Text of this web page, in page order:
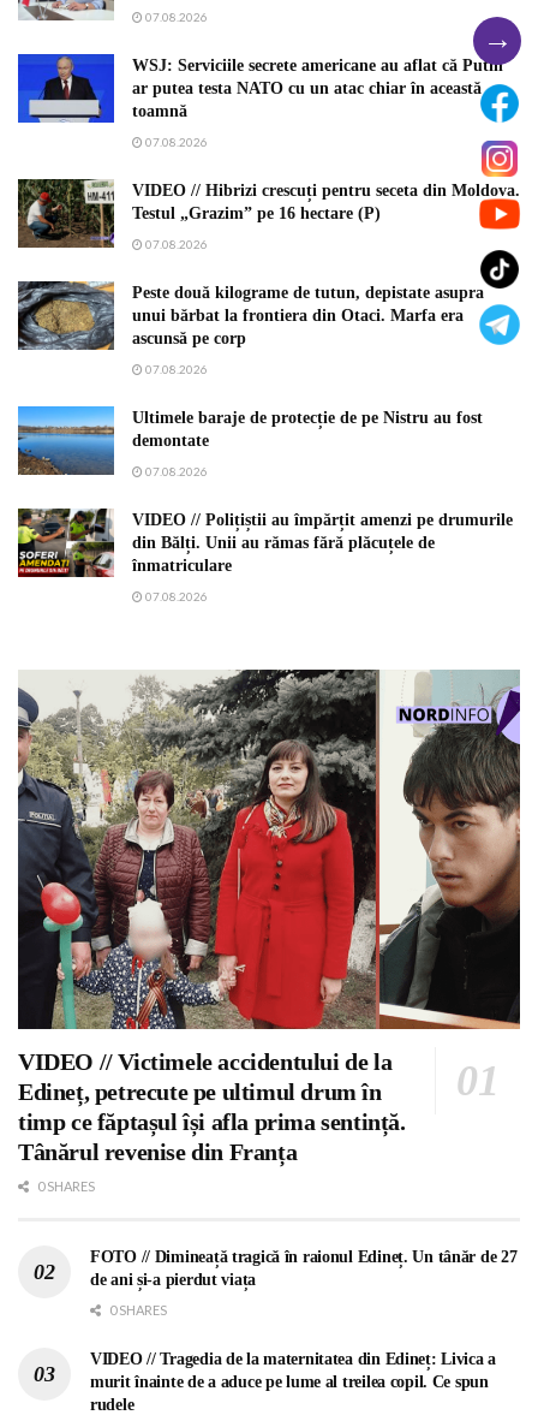
07.08.2026
WSJ: Serviciile secrete americane au aflat că Putin
ar putea testa NATO cu un atac chiar în această
toamnă
07.08.2026
VIDEO // Hibrizi crescuți pentru seceta din Moldova.
Testul „Grazim” pe 16 hectare (P)
07.08.2026
Peste două kilograme de tutun, depistate asupra
unui bărbat la frontiera din Otaci. Marfa era
ascunsă pe corp
07.08.2026
Ultimele baraje de protecție de pe Nistru au fost
demontate
07.08.2026
VIDEO // Polițiștii au împărțit amenzi pe drumurile
din Bălți. Unii au rămas fără plăcuțele de
înmatriculare
07.08.2026
VIDEO // Victimele accidentului de la
Edineț, petrecute pe ultimul drum în
timp ce făptașul își afla prima sentință.
Tânărul revenise din Franța
0 SHARES
FOTO // Dimineață tragică în raionul Edineț. Un tânăr de 27
de ani și-a pierdut viața
0 SHARES
VIDEO // Tragedia de la maternitatea din Edineț: Livica a
murit înainte de a aduce pe lume al treilea copil. Ce spun
rudele
→